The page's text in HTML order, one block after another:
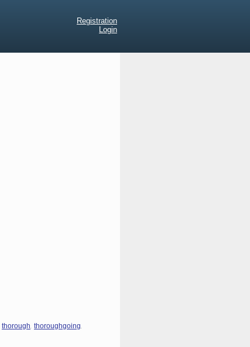
Registration
Login
thorough, thoroughgoing,